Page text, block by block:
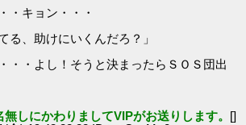
・キョン・・・
る、助けにいくんだろ？」
・・よし！そうと決まったらＳＯＳ団出
無しにかわりましてVIPがお送りします。 []